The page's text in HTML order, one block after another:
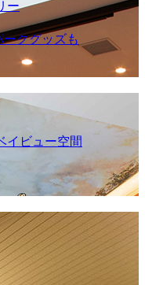
ー
クグッズも
イビュー空間